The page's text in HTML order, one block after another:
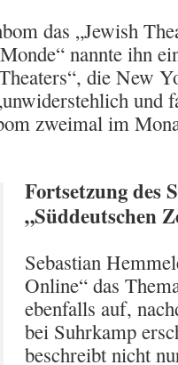
das „Jewish
nannte ihn
die New
und
zweimal im
Fortsetzung des
„Süddeutschen
Sebastian
Online“ das
ebenfalls auf,
bei Suhrkamp
beschreibt nicht